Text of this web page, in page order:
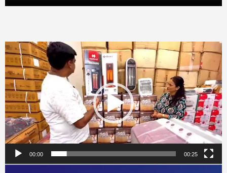
Video
Player
00:00 00:25